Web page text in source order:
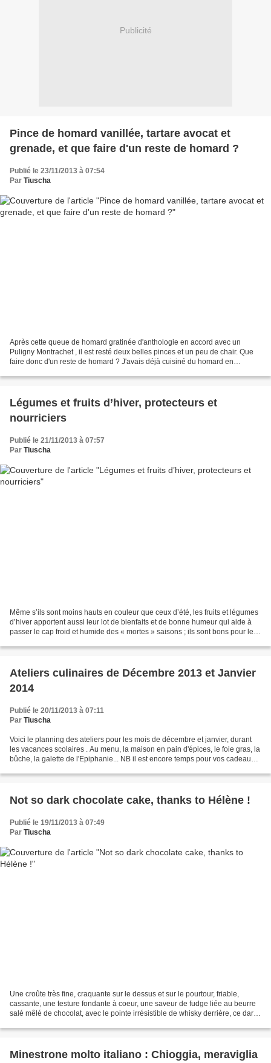
Publicité
Pince de homard vanillée, tartare avocat et
grenade, et que faire d'un reste de homard ?
Publié le 23/11/2013 à 07:54
Par Tiuscha
Après cette queue de homard gratinée d'anthologie en accord avec un
Puligny Montrachet , il est resté deux belles pinces et un peu de chair. Que
faire donc d'un reste de homard ? J'avais déjà cuisiné du homard en
Légumes et fruits d’hiver, protecteurs et
nourriciers
Publié le 21/11/2013 à 07:57
Par Tiuscha
Même s’ils sont moins hauts en couleur que ceux d’été, les fruits et légumes
d’hiver apportent aussi leur lot de bienfaits et de bonne humeur qui aide à
passer le cap froid et humide des « mortes » saisons ; ils sont bons pour le
Ateliers culinaires de Décembre 2013 et Janvier
2014
Publié le 20/11/2013 à 07:11
Par Tiuscha
Voici le planning des ateliers pour les mois de décembre et janvier, durant
les vacances scolaires . Au menu, la maison en pain d'épices, le foie gras, la
bûche, la galette de l'Epiphanie... NB il est encore temps pour vos cadeaux
Not so dark chocolate cake, thanks to Hélène !
Publié le 19/11/2013 à 07:49
Par Tiuscha
Une croûte très fine, craquante sur le dessus et sur le pourtour, friable,
cassante, une testure fondante à coeur, une saveur de fudge liée au beurre
salé mêlé de chocolat, avec le pointe irrésistible de whisky derrière, ce dark
Minestrone molto italiano : Chioggia, meraviglia